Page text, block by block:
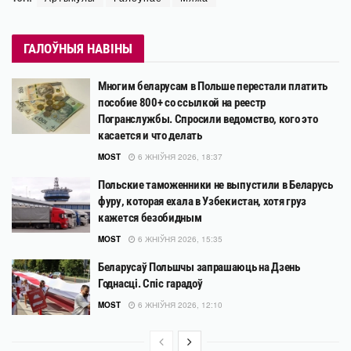
ГАЛОЎНЫЯ НАВІНЫ
Многим беларусам в Польше перестали платить
пособие 800+ со ссылкой на реестр
Погранслужбы. Спросили ведомство, кого это
касается и что делать
MOST 6 ЖНІЎНЯ 2026, 18:37
Польские таможенники не выпустили в Беларусь
фуру, которая ехала в Узбекистан, хотя груз
кажется безобидным
MOST 6 ЖНІЎНЯ 2026, 15:35
Беларусаў Польшчы запрашаюць на Дзень
Годнасці. Спіс гарадоў
MOST 6 ЖНІЎНЯ 2026, 12:10